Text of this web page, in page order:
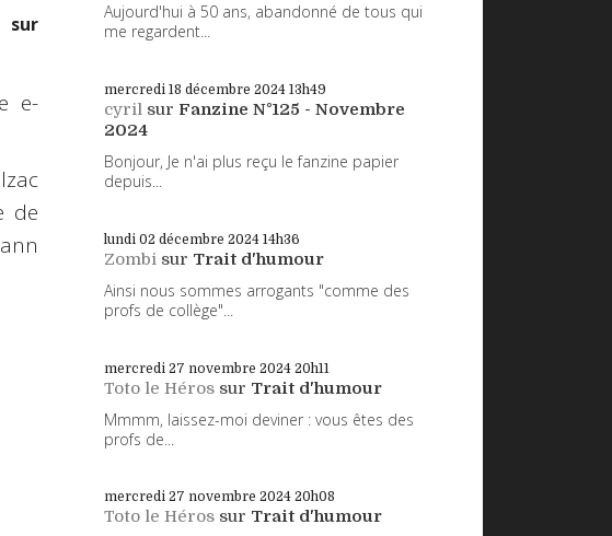
sur
e-
de
Aujourd'hui à 50 ans, abandonné de tous qui
me regardent...
mercredi 18 décembre 2024 13h49
cyril sur Fanzine N°125 - Novembre
2024
Bonjour, Je n'ai plus reçu le fanzine papier
depuis...
lundi 02 décembre 2024 14h36
Zombi sur Trait d'humour
Ainsi nous sommes arrogants "comme des
profs de collège"...
mercredi 27 novembre 2024 20h11
Toto le Héros sur Trait d'humour
Mmmm, laissez-moi deviner : vous êtes des
profs de...
mercredi 27 novembre 2024 20h08
Toto le Héros sur Trait d'humour